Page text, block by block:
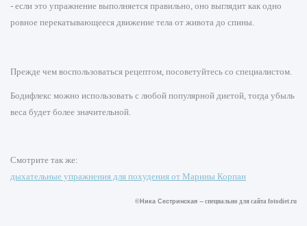
- если это упражнение выполняется правильно, оно выглядит как одно
ровное перекатывающееся движение тела от живота до спины.
Прежде чем воспользоваться рецептом, посоветуйтесь со специалистом.
Бодифлекс можно использовать с любой популярной диетой, тогда убыль
веса будет более значительной.
Смотрите так же:
дыхательные упражнения для похудения от Марины Корпан
©Ника Сестринская -- специально для сайта fotodiet.ru